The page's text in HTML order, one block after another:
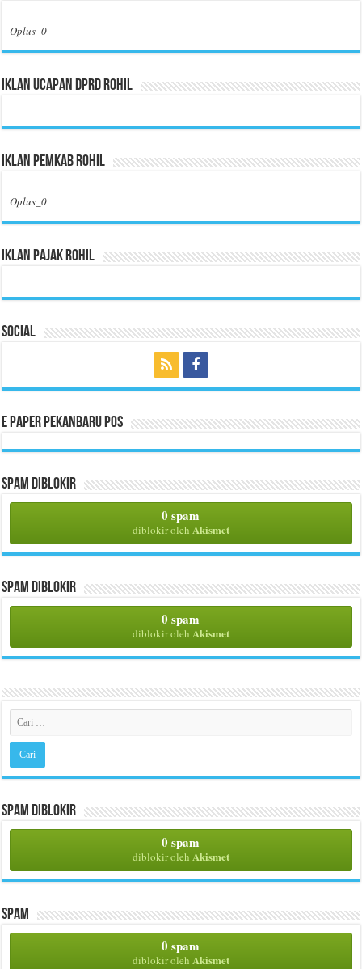
Oplus_0
Iklan Ucapan DPRD Rohil
Iklan Pemkab Rohil
Oplus_0
Iklan Pajak Rohil
Social
E Paper Pekanbaru Pos
Spam Diblokir
0 spam
diblokir oleh Akismet
Spam Diblokir
0 spam
diblokir oleh Akismet
Spam Diblokir
0 spam
diblokir oleh Akismet
Spam
0 spam
diblokir oleh Akismet